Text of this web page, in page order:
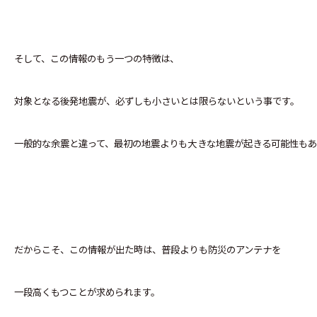
そして、この情報のもう一つの特徴は、
対象となる後発地震が、必ずしも小さいとは限らないという事です。
一般的な余震と違って、最初の地震よりも大きな地震が起きる可能性も
だからこそ、この情報が出た時は、普段よりも防災のアンテナを
一段高くもつことが求められます。